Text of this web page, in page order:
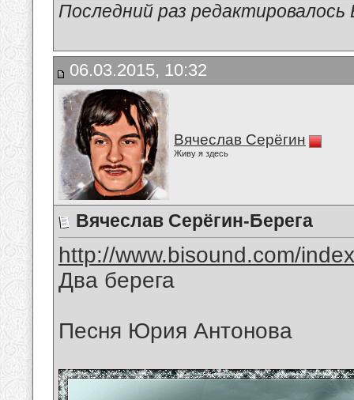
Последний раз
06.03.2015, 10:32
Вячеслав Серёгин
Живу я здесь
Вячеслав Серёгин-Берега
http://www.bisound.com/
Два берега
Песня Юрия Антонова